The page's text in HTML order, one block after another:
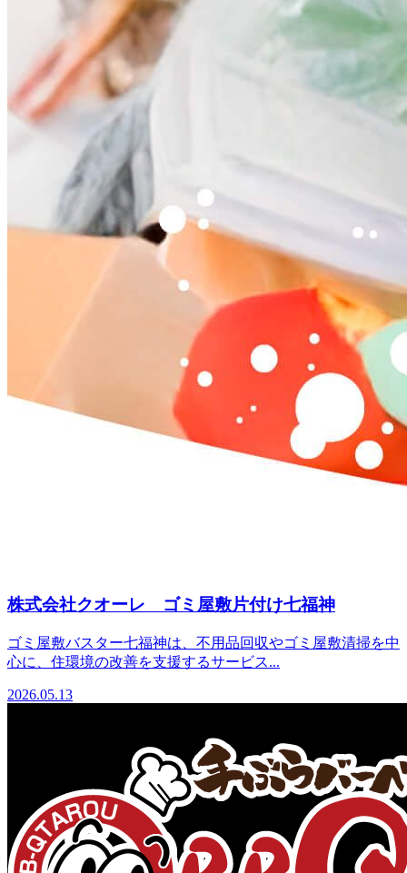
株式会社クオーレ ゴミ屋敷片付け七福神
ゴミ屋敷バスター七福神は、不用品回収やゴミ屋敷清掃を中
心に、住環境の改善を支援するサービス...
2026.05.13